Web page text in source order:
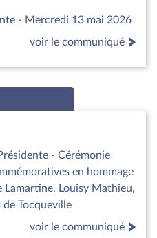
- Mercredi 13 mai 2026
voir le communiqué
- Cérémonie
en hommage
Lamartine, Louisy Mathieu,
Tocqueville
voir le communiqué